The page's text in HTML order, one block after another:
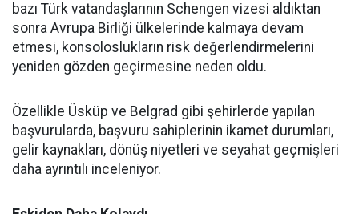
bazı Türk vatandaşlarının Schengen vizesi aldıktan
sonra Avrupa Birliği ülkelerinde kalmaya devam
etmesi, konsoloslukların risk değerlendirmelerini
yeniden gözden geçirmesine neden oldu.
Özellikle Üsküp ve Belgrad gibi şehirlerde yapılan
başvurularda, başvuru sahiplerinin ikamet durumları,
gelir kaynakları, dönüş niyetleri ve seyahat geçmişleri
daha ayrıntılı inceleniyor.